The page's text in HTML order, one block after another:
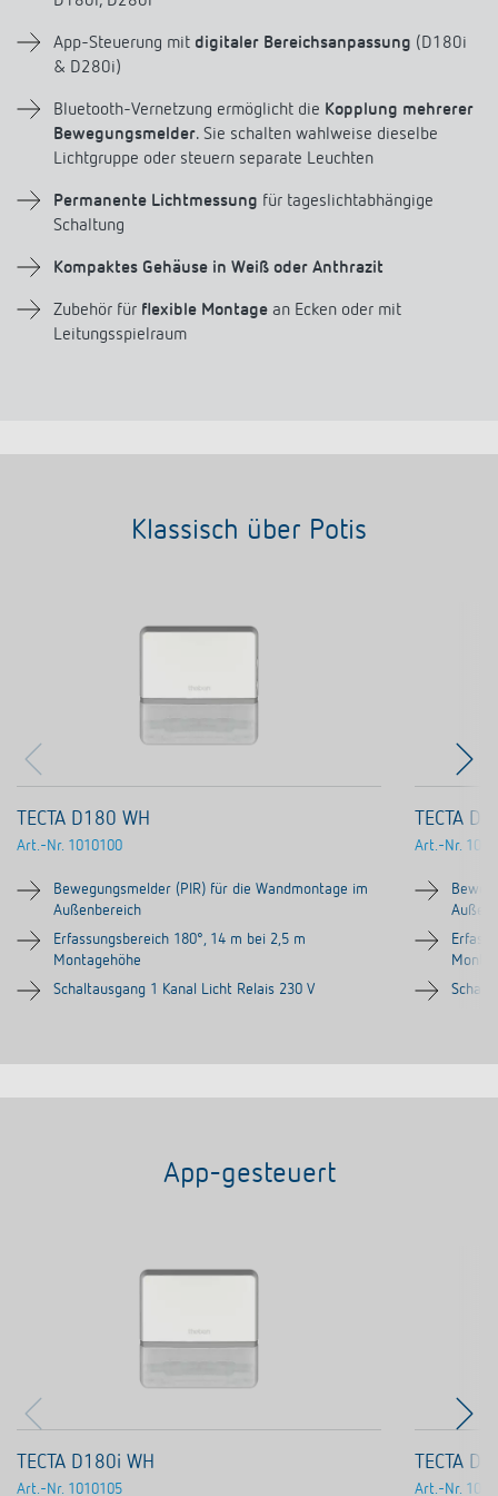
Anfahrt
App-Steuerung mit digitaler Bereichsanpassung (D180i
& D280i)
Bluetooth-Vernetzung ermöglicht die Kopplung mehrerer
Bewegungsmelder. Sie schalten wahlweise dieselbe
Lichtgruppe oder steuern separate Leuchten
Permanente Lichtmessung für tageslichtabhängige
Schaltung
Kompaktes Gehäuse in Weiß oder Anthrazit
Zubehör für flexible Montage an Ecken oder mit
Leitungsspielraum
Klassisch über Potis
TECTA D180 WH
Art.-Nr. 1010100
Bewegungsmelder (PIR) für die Wandmontage im
Außenbereich
Erfassungsbereich 180°, 14 m bei 2,5 m
Montagehöhe
Schaltausgang 1 Kanal Licht Relais 230 V
TECTA
Art.-Nr.
App-gesteuert
TECTA D180i WH
Art.-Nr. 1010105
TECTA
Art.-Nr.